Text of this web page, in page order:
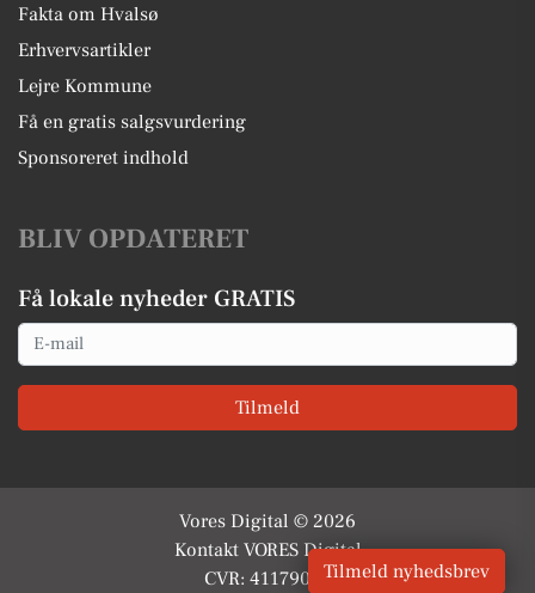
Fakta om Hvalsø
Erhvervsartikler
Lejre Kommune
Få en gratis salgsvurdering
Sponsoreret indhold
BLIV OPDATERET
Få lokale nyheder GRATIS
Email
Tilmeld
Vores Digital © 2026
Kontakt VORES Digital
CVR: 41179082Tilmeld nyhedsbrev